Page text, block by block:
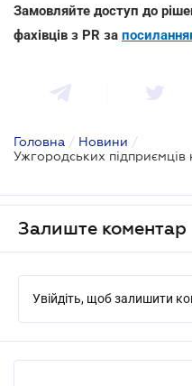
Замовляйте доступ до
фахівців з PR за
Головна / Новини /
Залиште коментар
Увійдіть, щоб залишити